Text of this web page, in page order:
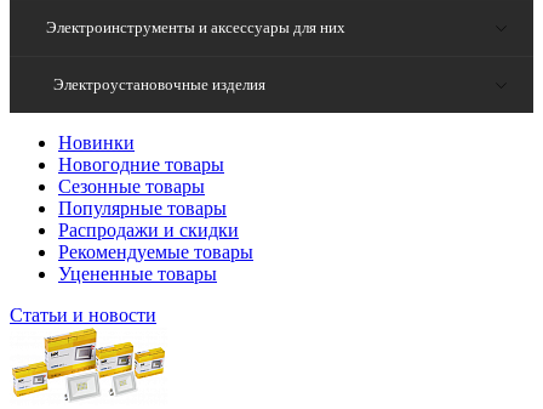
Электроинструменты и аксессуары для них
Электроустановочные изделия
Новинки
Новогодние товары
Сезонные товары
Популярные товары
Распродажи и скидки
Рекомендуемые товары
Уцененные товары
Статьи и новости